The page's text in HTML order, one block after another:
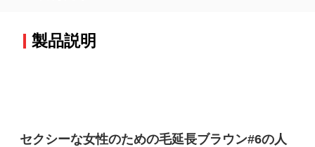
製品説明
セクシーな女性のための毛延長ブラウン#6の人